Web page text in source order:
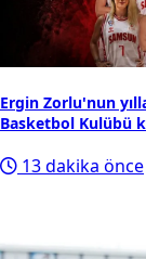
Ergin Zorlu'nun
Basketbol Kulübü
13 dakika önce